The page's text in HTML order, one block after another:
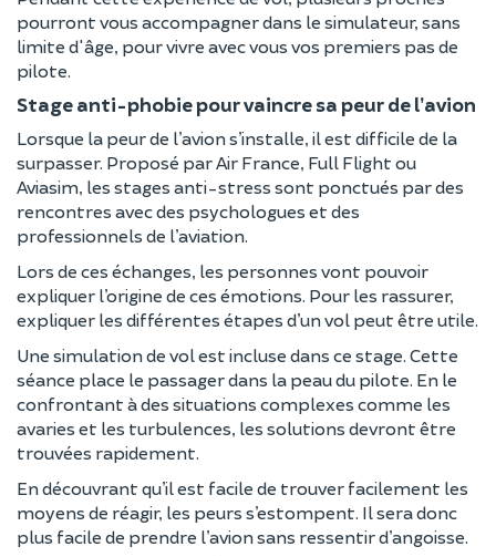
pourront vous accompagner dans le simulateur, sans
limite d'âge, pour vivre avec vous vos premiers pas de
pilote.
Stage anti-phobie pour vaincre sa peur de l’avion
Lorsque la peur de l’avion s’installe, il est difficile de la
surpasser. Proposé par Air France, Full Flight ou
Aviasim, les stages anti-stress sont ponctués par des
rencontres avec des psychologues et des
professionnels de l’aviation.
Lors de ces échanges, les personnes vont pouvoir
expliquer l’origine de ces émotions. Pour les rassurer,
expliquer les différentes étapes d’un vol peut être utile.
Une simulation de vol est incluse dans ce stage. Cette
séance place le passager dans la peau du pilote. En le
confrontant à des situations complexes comme les
avaries et les turbulences, les solutions devront être
trouvées rapidement.
En découvrant qu’il est facile de trouver facilement les
moyens de réagir, les peurs s’estompent. Il sera donc
plus facile de prendre l’avion sans ressentir d’angoisse.